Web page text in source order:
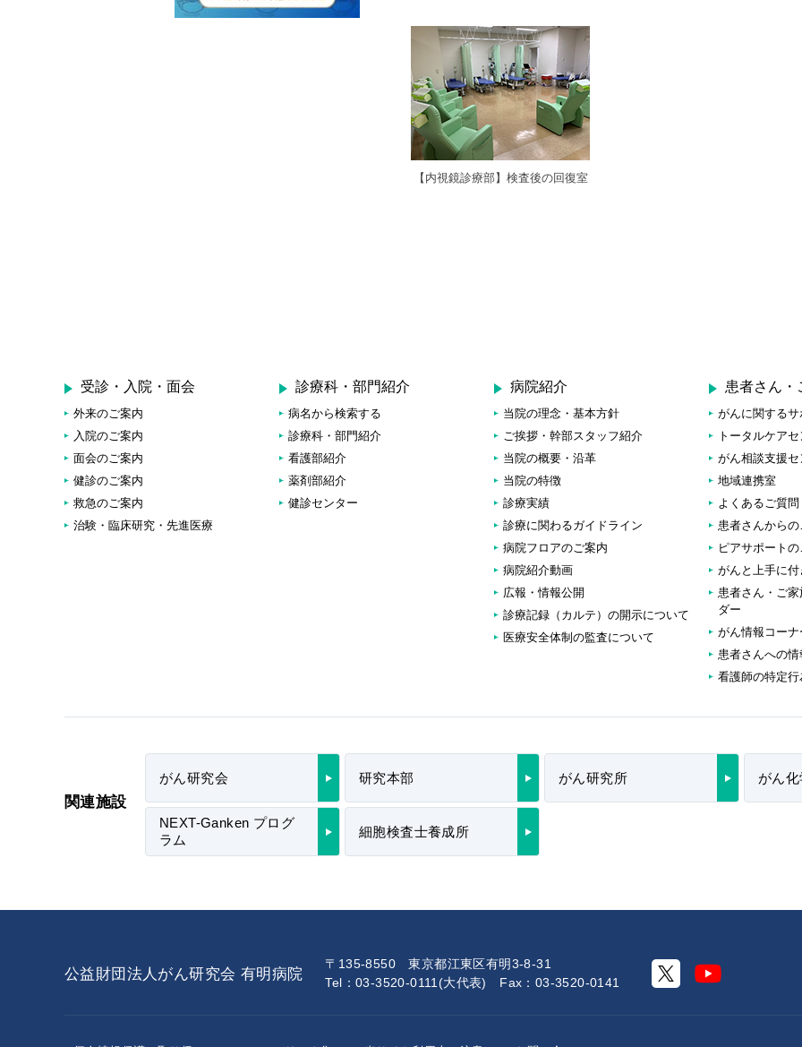
【内視鏡診療部】検査後の回復室
受診・入院・面会
外来のご案内
入院のご案内
面会のご案内
健診のご案内
救急のご案内
治験・臨床研究・先進医療
診療科・部門紹介
病名から検索する
診療科・部門紹介
看護部紹介
薬剤部紹介
健診センター
病院紹介
当院の理念・基本方針
ご挨拶・幹部スタッフ紹介
当院の概要・沿革
当院の特徴
診療実績
診療に関わるガイドライン
病院フロアのご案内
病院紹介動画
広報・情報公開
診療記録（カルテ）の開示について
医療安全体制の監査について
患者さん・
がんに関する
トータルケア
がん相談支援セ
地域連携室
よくあるご質問
患者さんから
ピアサポート
がんと上手に
患者さん・ご
ダー
がん情報コーナ
患者さんへの情
看護師の特定
関連施設
がん研究会 研究本部 がん研究所 がん
NEXT-Ganken プログ
ラム
細胞検査士養成所
公益財団法人がん研究会 有明病院
〒135-8550 東京都江東区有明3-8-31
Tel：03-3520-0111(大代表) Fax：03-3520-0141